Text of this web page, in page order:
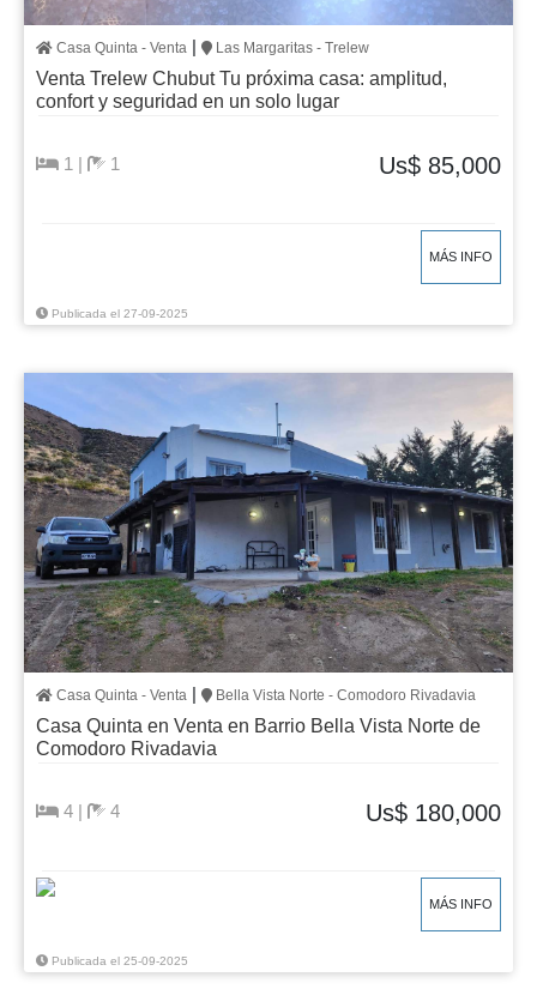
Casa Quinta - Venta | Las Margaritas - Trelew
Venta Trelew Chubut Tu próxima casa: amplitud,
confort y seguridad en un solo lugar
1 | 1 Us$ 85,000
MÁS INFO
Publicada el 27-09-2025
Casa Quinta - Venta | Bella Vista Norte - Comodoro Rivadavia
Casa Quinta en Venta en Barrio Bella Vista Norte de
Comodoro Rivadavia
4 | 4 Us$ 180,000
MÁS INFO
Publicada el 25-09-2025